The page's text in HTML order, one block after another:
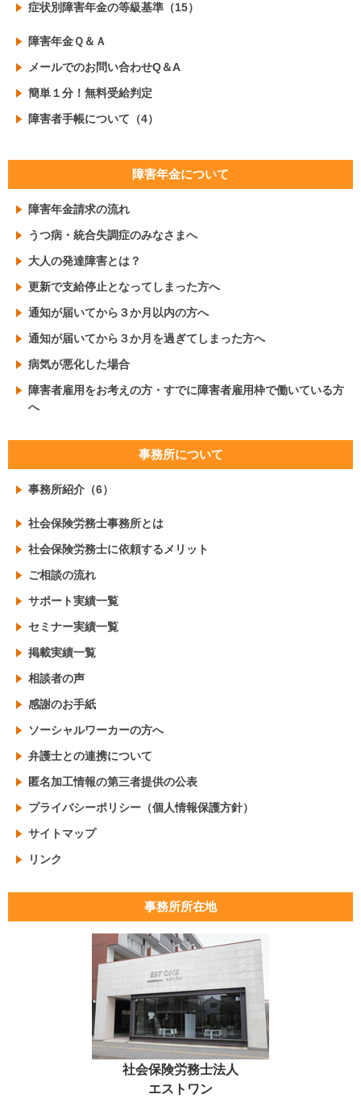
症状別障害年金の等級基準（15）
障害年金Ｑ＆Ａ
メールでのお問い合わせQ＆A
簡単１分！無料受給判定
障害者手帳について（4）
障害年金について
障害年金請求の流れ
うつ病・統合失調症のみなさまへ
大人の発達障害とは？
更新で支給停止となってしまった方へ
通知が届いてから３か月以内の方へ
通知が届いてから３か月を過ぎてしまった方へ
病気が悪化した場合
障害者雇用をお考えの方・すでに障害者雇用枠で働いている方
へ
事務所について
事務所紹介（6）
社会保険労務士事務所とは
社会保険労務士に依頼するメリット
ご相談の流れ
サポート実績一覧
セミナー実績一覧
掲載実績一覧
相談者の声
感謝のお手紙
ソーシャルワーカーの方へ
弁護士との連携について
匿名加工情報の第三者提供の公表
プライバシーポリシー（個人情報保護方針）
サイトマップ
リンク
事務所所在地
社会保険労務士法人
エストワン